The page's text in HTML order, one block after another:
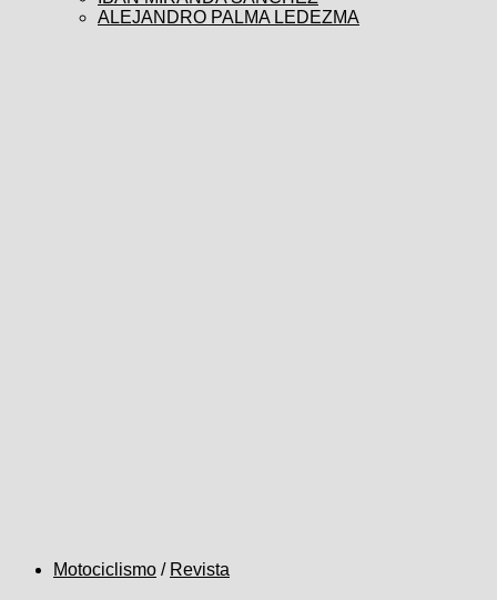
ALEJANDRO PALMA LEDEZMA
Motociclismo / Revista